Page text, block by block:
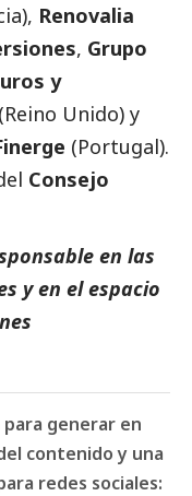
Renovalia
, Grupo
y
(Reino Unido) y
(Portugal).
Consejo
en las
y en el espacio
generar en
contenido y una
redes sociales: